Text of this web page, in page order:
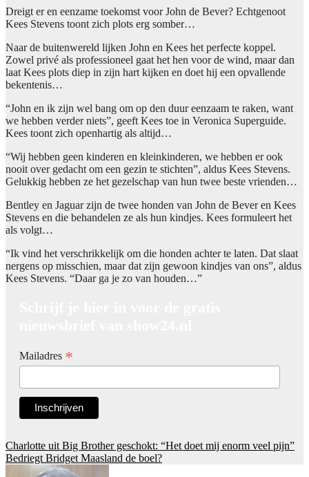
Dreigt er en eenzame toekomst voor John de Bever? Echtgenoot
Kees Stevens toont zich plots erg somber…
Naar de buitenwereld lijken John en Kees het perfecte koppel.
Zowel privé als professioneel gaat het hen voor de wind, maar dan
laat Kees plots diep in zijn hart kijken en doet hij een opvallende
bekentenis…
“John en ik zijn wel bang om op den duur eenzaam te raken, want
we hebben verder niets”, geeft Kees toe in Veronica Superguide.
Kees toont zich openhartig als altijd…
“Wij hebben geen kinderen en kleinkinderen, we hebben er ook
nooit over gedacht om een gezin te stichten”, aldus Kees Stevens.
Gelukkig hebben ze het gezelschap van hun twee beste vrienden…
Bentley en Jaguar zijn de twee honden van John de Bever en Kees
Stevens en die behandelen ze als hun kindjes. Kees formuleert het
als volgt…
“Ik vind het verschrikkelijk om die honden achter te laten. Dat slaat
nergens op misschien, maar dat zijn gewoon kindjes van ons”, aldus
Kees Stevens. “Daar ga je zo van houden…”
Mailadres *
Post
navigation
Charlotte uit Big Brother geschokt: “Het doet mij enorm veel pijn”
Bedriegt Bridget Maasland de boel?